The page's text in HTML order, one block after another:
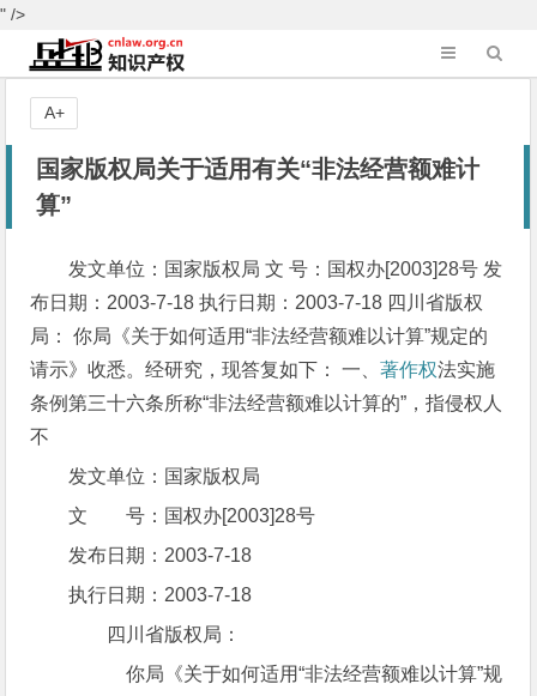
" />
国家版权局关于适用有关“非法经营额难计
算”
发文单位：国家版权局 文 号：国权办[2003]28号 发
布日期：2003-7-18 执行日期：2003-7-18 四川省版权
局： 你局《关于如何适用“非法经营额难以计算”规定的
请示》收悉。经研究，现答复如下： 一、著作权法实施
条例第三十六条所称“非法经营额难以计算的”，指侵权人
不
发文单位：国家版权局
文 号：国权办[2003]28号
发布日期：2003-7-18
执行日期：2003-7-18
四川省版权局：
你局《关于如何适用“非法经营额难以计算”规
A+